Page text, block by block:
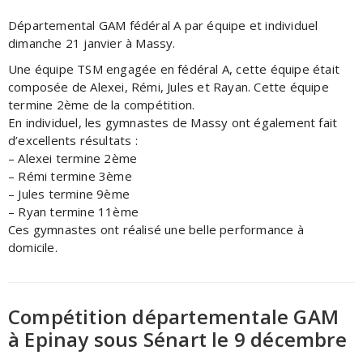
Départemental GAM fédéral A par équipe et individuel
dimanche 21 janvier à Massy.
Une équipe TSM engagée en fédéral A, cette équipe était
composée de Alexei, Rémi, Jules et Rayan. Cette équipe
termine 2ème de la compétition.
En individuel, les gymnastes de Massy ont également fait
d’excellents résultats :
– Alexei termine 2ème
– Rémi termine 3ème
– Jules termine 9ème
– Ryan termine 11ème
Ces gymnastes ont réalisé une belle performance à
domicile.
Compétition départementale GAM
à Epinay sous Sénart le 9 décembre